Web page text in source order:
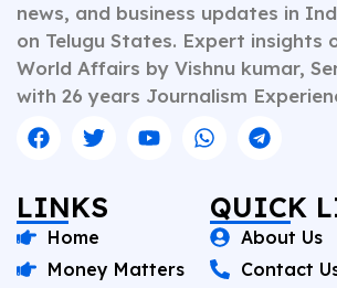
news, and business updates in
on Telugu States. Expert insights
World Affairs by Vishnu kumar,
with 26 years Journalism
LINKS
Home
Money Matters
QUICK
About Us
Contact